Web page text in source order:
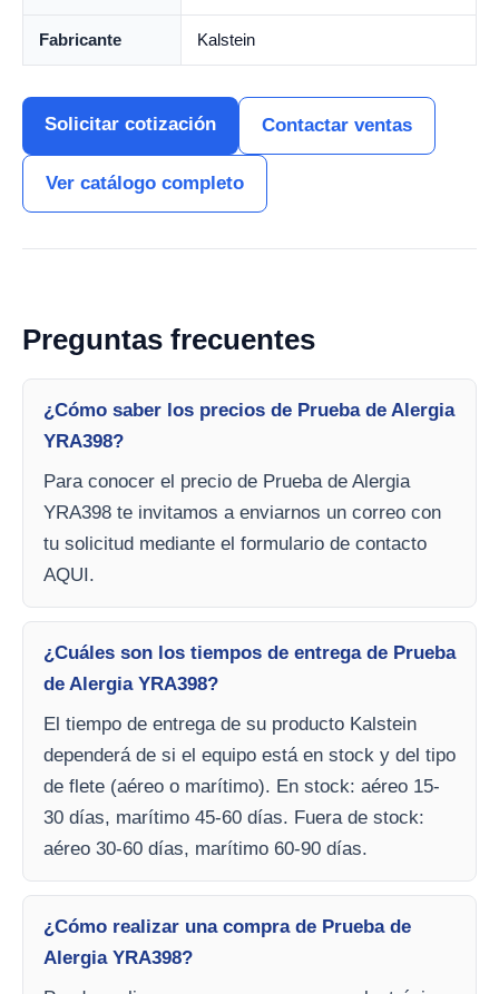
Fabricante Kalstein
Solicitar cotización Contactar ventas
Ver catálogo completo
Preguntas frecuentes
¿Cómo saber los precios de Prueba de Alergia
YRA398?
Para conocer el precio de Prueba de Alergia
YRA398 te invitamos a enviarnos un correo con
tu solicitud mediante el formulario de contacto
AQUI.
¿Cuáles son los tiempos de entrega de Prueba
de Alergia YRA398?
El tiempo de entrega de su producto Kalstein
dependerá de si el equipo está en stock y del tipo
de flete (aéreo o marítimo). En stock: aéreo 15-
30 días, marítimo 45-60 días. Fuera de stock:
aéreo 30-60 días, marítimo 60-90 días.
¿Cómo realizar una compra de Prueba de
Alergia YRA398?